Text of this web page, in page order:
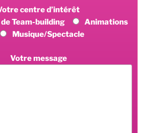
centre d’intérêt
Team-building
Animations
Musique/Spectacle
Votre message